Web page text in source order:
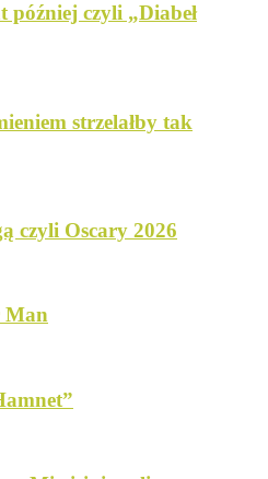
później czyli „Diabeł
strzelałby tak
czyli Oscary 2026
Man